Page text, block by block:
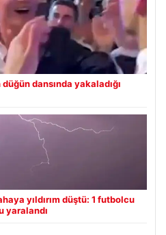
dansında yakaladığı
yıldırım düştü: 1 futbolcu
yaralandı